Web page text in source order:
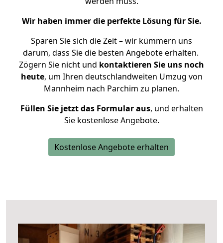
Wir haben immer die perfekte Lösung für Sie.
Sparen Sie sich die Zeit – wir kümmern uns
darum, dass Sie die besten Angebote erhalten.
Zögern Sie nicht und kontaktieren Sie uns noch
heute, um Ihren deutschlandweiten Umzug von
Mannheim nach Parchim zu planen.
Füllen Sie jetzt das Formular aus, und erhalten
Sie kostenlose Angebote.
Kostenlose Angebote erhalten